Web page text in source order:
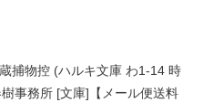
捕物控 (ハルキ文庫 わ1-14 時
事務所 [文庫]【メール便送料